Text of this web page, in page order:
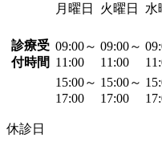
月曜日 火曜日 水
診療受
付時間
09:00～
11:00
09:00～
11:00
15:00～
17:00
15:00～
17:00
休診日